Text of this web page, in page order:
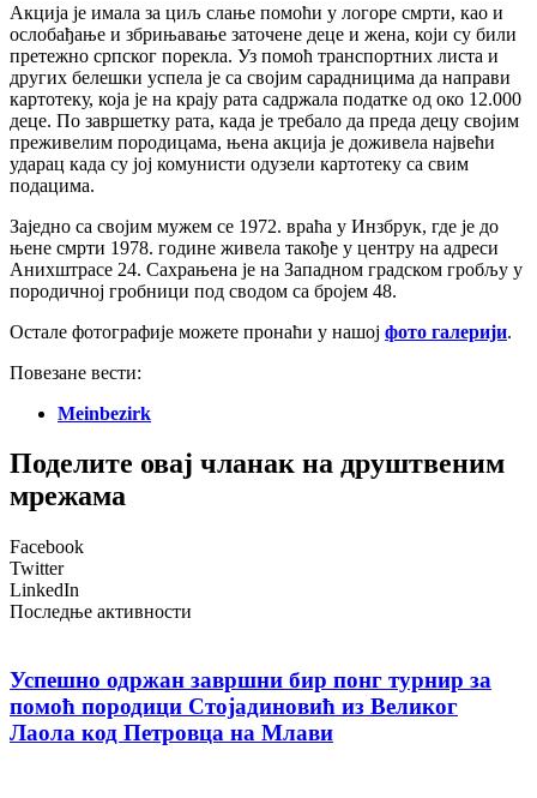
Акција је имала за циљ слање помоћи у логоре смрти, као и
ослобађање и збрињавање заточене деце и жена, који су били
претежно српског порекла. Уз помоћ транспортних листа и
других белешки успела је са својим сарадницима да направи
картотеку, која је на крају рата садржала податке од око 12.000
деце. По завршетку рата, када је требало да преда децу својим
преживелим породицама, њена акција је доживела највећи
ударац када су јој комунисти одузели картотеку са свим
подацима.
Заједно са својим мужем се 1972. враћа у Инзбрук, где је до
њене смрти 1978. године живела такође у центру на адреси
Анихштрасе 24. Сахрањена је на Западном градском гробљу у
породичној гробници под сводом са бројем 48.
Остале фотографије можете пронаћи у нашој фото галерији.
Повезане вести:
Meinbezirk
Поделите овај чланак на друштвеним
мрежама
Facebook
Twitter
LinkedIn
Последње активности
Успешно одржан завршни бир понг турнир за
помоћ породици Стојадиновић из Великог
Лаола код Петровца на Млави